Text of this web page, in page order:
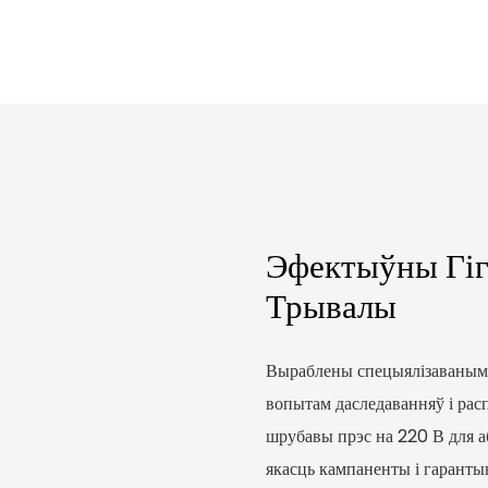
Эфектыўны
Трывалы
Выраблены спецыялізаваным
вопытам даследаванняў і
шрубавы прэс на 220 В для
якасць кампаненты і